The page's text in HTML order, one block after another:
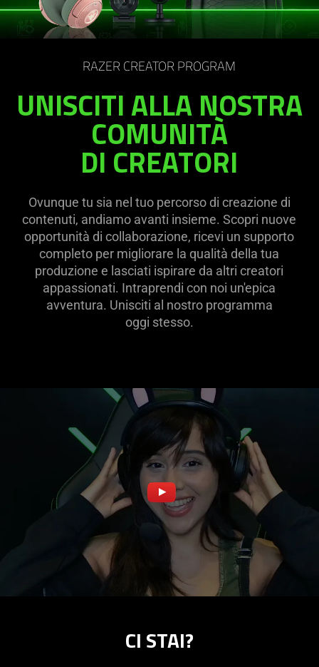
RAZER CREATOR PROGRAM
UNISCITI ALLA NOSTRA
COMUNITÀ
DI CREATORI
Ovunque tu sia nel tuo percorso di creazione di
contenuti, andiamo avanti insieme. Scopri nuove
opportunità di collaborazione, ricevi un supporto
completo per migliorare la qualità della tua
produzione e lasciati ispirare da altri creatori
appassionati. Intraprendi con noi un'epica
avventura. Unisciti al nostro programma
oggi stesso.
CI STAI?